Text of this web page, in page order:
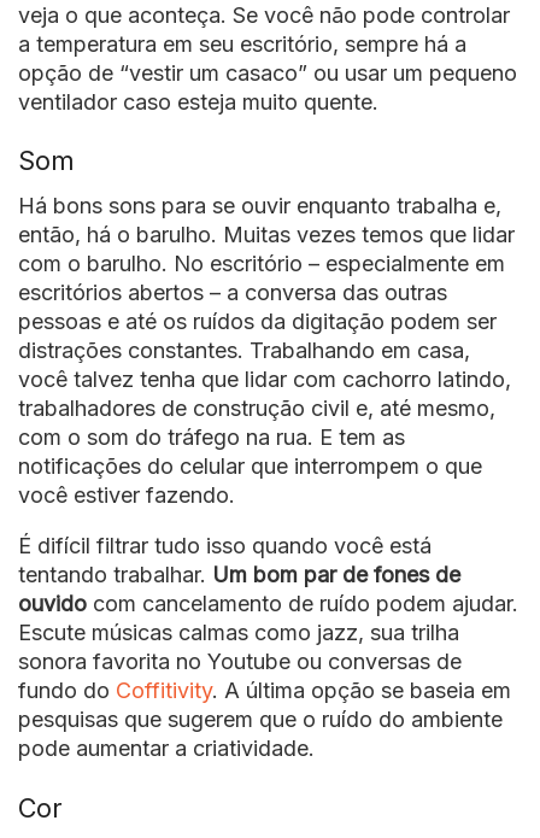
veja o que aconteça. Se você não pode controlar
a temperatura em seu escritório, sempre há a
opção de “vestir um casaco” ou usar um pequeno
ventilador caso esteja muito quente.
Som
Há bons sons para se ouvir enquanto trabalha e,
então, há o barulho. Muitas vezes temos que lidar
com o barulho. No escritório – especialmente em
escritórios abertos – a conversa das outras
pessoas e até os ruídos da digitação podem ser
distrações constantes. Trabalhando em casa,
você talvez tenha que lidar com cachorro latindo,
trabalhadores de construção civil e, até mesmo,
com o som do tráfego na rua. E tem as
notificações do celular que interrompem o que
você estiver fazendo.
É difícil filtrar tudo isso quando você está
tentando trabalhar. Um bom par de fones de
ouvido com cancelamento de ruído podem ajudar.
Escute músicas calmas como jazz, sua trilha
sonora favorita no Youtube ou conversas de
fundo do Coffitivity. A última opção se baseia em
pesquisas que sugerem que o ruído do ambiente
pode aumentar a criatividade.
Cor